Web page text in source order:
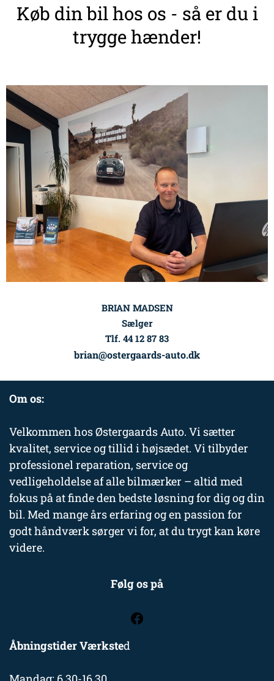
Køb din bil hos os - så er du i
trygge hænder!
BRIAN MADSEN
Sælger
Tlf. 44 12 87 83
brian@ostergaards-auto.dk
Om os:
Velkommen hos Østergaards Auto. Vi sætter
kvalitet, service og tillid i højsædet. Vi tilbyder
professionel reparation, service og
vedligeholdelse af alle bilmærker – altid med
fokus på at finde den bedste løsning for dig og din
bil. Med mange års erfaring og en passion for
godt håndværk sørger vi for, at du trygt kan køre
videre.
Følg os på
Åbningstider Værksted